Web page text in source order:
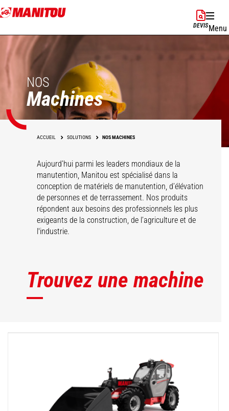
Aller
au
principal
DEVISMenu
NOS
Machines
ACCUEIL SOLUTIONS NOS MACHINES
Aujourd’hui parmi les leaders mondiaux de la
manutention, Manitou est spécialisé dans la
conception de matériels de manutention, d’élévation
de personnes et de terrassement. Nos produits
répondent aux besoins des professionnels les plus
exigeants de la construction, de l’agriculture et de
l'industrie.
Trouvez une machine